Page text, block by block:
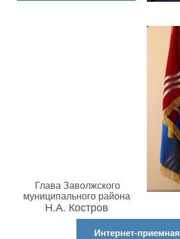
Глава Заволжского
муниципального района
Н.А. Костров
Интернет-приемная